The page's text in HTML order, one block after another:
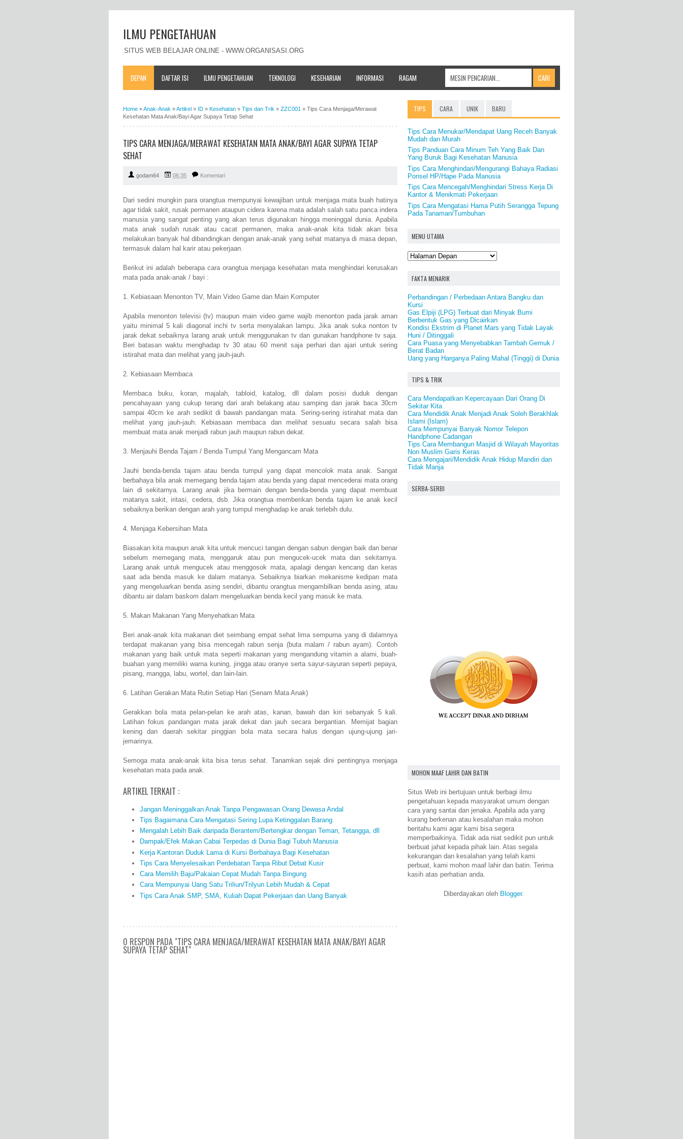
ILMU PENGETAHUAN
SITUS WEB BELAJAR ONLINE - WWW.ORGANISASI.ORG
DEPAN DAFTAR ISI ILMU PENGETAHUAN TEKNOLOGI KESEHARIAN INFORMASI RAGAM
Home »Anak-Anak »Artikel » ID » Kesehatan » Tips dan Trik » ZZC001 » Tips Cara Menjaga/Merawat
Kesehatan Mata Anak/Bayi Agar Supaya Tetap Sehat
TIPS CARA MENJAGA/MERAWAT KESEHATAN MATA ANAK/BAYI AGAR SUPAYA TETAP
SEHAT
godam64 06:35 Komentari
Dari sedini mungkin para orangtua mempunyai kewajiban untuk menjaga mata buah hatinya
agar tidak sakit, rusak permanen ataupun cidera karena mata adalah salah satu panca indera
manusia yang sangat penting yang akan terus digunakan hingga meninggal dunia. Apabila
mata anak sudah rusak atau cacat permanen, maka anak-anak kita tidak akan bisa
melakukan banyak hal dibandingkan dengan anak-anak yang sehat matanya di masa depan,
termasuk dalam hal karir atau pekerjaan.
Berikut ini adalah beberapa cara orangtua menjaga kesehatan mata menghindari kerusakan
mata pada anak-anak / bayi :
1. Kebiasaan Menonton TV, Main Video Game dan Main Komputer
Apabila menonton televisi (tv) maupun main video game wajib menonton pada jarak aman
yaitu minimal 5 kali diagonal inchi tv serta menyalakan lampu. Jika anak suka nonton tv
jarak dekat sebaiknya larang anak untuk menggunakan tv dan gunakan handphone tv saja.
Beri batasan waktu menghadap tv 30 atau 60 menit saja perhari dan ajari untuk sering
istirahat mata dan melihat yang jauh-jauh.
2. Kebiasaan Membaca
Membaca buku, koran, majalah, tabloid, katalog, dll dalam posisi duduk dengan
pencahayaan yang cukup terang dari arah belakang atau samping dan jarak baca 30cm
sampai 40cm ke arah sedikit di bawah pandangan mata. Sering-sering istirahat mata dan
melihat yang jauh-jauh. Kebiasaan membaca dan melihat sesuatu secara salah bisa
membuat mata anak menjadi rabun jauh maupun rabun dekat.
3. Menjauhi Benda Tajam / Benda Tumpul Yang Mengancam Mata
Jauhi benda-benda tajam atau benda tumpul yang dapat mencolok mata anak. Sangat
berbahaya bila anak memegang benda tajam atau benda yang dapat mencederai mata orang
lain di sekitarnya. Larang anak jika bermain dengan benda-benda yang dapat membuat
matanya sakit, iritasi, cedera, dsb. Jika orangtua memberikan benda tajam ke anak kecil
sebaiknya berikan dengan arah yang tumpul menghadap ke anak terlebih dulu.
4. Menjaga Kebersihan Mata
Biasakan kita maupun anak kita untuk mencuci tangan dengan sabun dengan baik dan benar
sebelum memegang mata, menggaruk atau pun mengucek-ucek mata dan sekitarnya.
Larang anak untuk mengucek atau menggosok mata, apalagi dengan kencang dan keras
saat ada benda masuk ke dalam matanya. Sebaiknya biarkan mekanisme kedipan mata
yang mengeluarkan benda asing sendiri, dibantu orangtua mengambilkan benda asing, atau
dibantu air dalam baskom dalam mengeluarkan benda kecil yang masuk ke mata.
5. Makan Makanan Yang Menyehatkan Mata
Beri anak-anak kita makanan diet seimbang empat sehat lima sempurna yang di dalamnya
terdapat makanan yang bisa mencegah rabun senja (buta malam / rabun ayam). Contoh
makanan yang baik untuk mata seperti makanan yang mengandung vitamin a alami, buah-
buahan yang memiliki warna kuning, jingga atau oranye serta sayur-sayuran seperti pepaya,
pisang, mangga, labu, wortel, dan lain-lain.
6. Latihan Gerakan Mata Rutin Setiap Hari (Senam Mata Anak)
Gerakkan bola mata pelan-pelan ke arah atas, kanan, bawah dan kiri sebanyak 5 kali.
Latihan fokus pandangan mata jarak dekat dan jauh secara bergantian. Memijat bagian
kening dan daerah sekitar pinggian bola mata secara halus dengan ujung-ujung jari-
jemarinya.
Semoga mata anak-anak kita bisa terus sehat. Tanamkan sejak dini pentingnya menjaga
kesehatan mata pada anak.
ARTIKEL TERKAIT :
Jangan Meninggalkan Anak Tanpa Pengawasan Orang Dewasa Andal
Tips Bagaimana Cara Mengatasi Sering Lupa Ketinggalan Barang
Mengalah Lebih Baik daripada Berantem/Bertengkar dengan Teman, Tetangga, dll
Dampak/Efek Makan Cabai Terpedas di Dunia Bagi Tubuh Manusia
Kerja Kantoran Duduk Lama di Kursi Berbahaya Bagi Kesehatan
Tips Cara Menyelesaikan Perdebatan Tanpa Ribut Debat Kusir
Cara Memilih Baju/Pakaian Cepat Mudah Tanpa Bingung
Cara Mempunyai Uang Satu Triliun/Trilyun Lebih Mudah & Cepat
Tips Cara Anak SMP, SMA, Kuliah Dapat Pekerjaan dan Uang Banyak
0 RESPON PADA "TIPS CARA MENJAGA/MERAWAT KESEHATAN MATA ANAK/BAYI AGAR
SUPAYA TETAP SEHAT"
TIPS CARA UNIK BARU
Tips Cara Menukar/Mendapat Uang Receh Banyak
Mudah dan Murah
Tips Panduan Cara Minum Teh Yang Baik Dan
Yang Buruk Bagi Kesehatan Manusia
Tips Cara Menghindari/Mengurangi Bahaya Radiasi
Ponsel HP/Hape Pada Manusia
Tips Cara Mencegah/Menghindari Stress Kerja Di
Kantor & Menikmati Pekerjaan
Tips Cara Mengatasi Hama Putih Serangga Tepung
Pada Tanaman/Tumbuhan
MENU UTAMA
FAKTA MENARIK
Perbandingan / Perbedaan Antara Bangku dan
Kursi
Gas Elpiji (LPG) Terbuat dari Minyak Bumi
Berbentuk Gas yang Dicairkan
Kondisi Ekstrim di Planet Mars yang Tidak Layak
Huni / Ditinggali
Cara Puasa yang Menyebabkan Tambah Gemuk /
Berat Badan
Uang yang Harganya Paling Mahal (Tinggi) di Dunia
TIPS & TRIK
Cara Mendapatkan Kepercayaan Dari Orang Di
Sekitar Kita
Cara Mendidik Anak Menjadi Anak Soleh Berakhlak
Islami (Islam)
Cara Mempunyai Banyak Nomor Telepon
Handphone Cadangan
Tips Cara Membangun Masjid di Wilayah Mayoritas
Non Muslim Garis Keras
Cara Mengajari/Mendidik Anak Hidup Mandiri dan
Tidak Manja
SERBA-SERBI
MOHON MAAF LAHIR DAN BATIN
Situs Web ini bertujuan untuk berbagi ilmu
pengetahuan kepada masyarakat umum dengan
cara yang santai dan jenaka. Apabila ada yang
kurang berkenan atau kesalahan maka mohon
beritahu kami agar kami bisa segera
memperbaikinya. Tidak ada niat sedikit pun untuk
berbuat jahat kepada pihak lain. Atas segala
kekurangan dan kesalahan yang telah kami
perbuat, kami mohon maaf lahir dan batin. Terima
kasih atas perhatian anda.
Diberdayakan oleh Blogger.